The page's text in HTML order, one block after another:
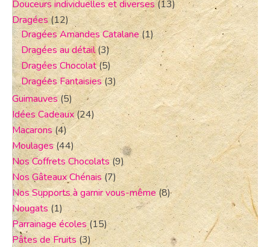
Douceurs individuelles et diverses (13)
Dragées(12)
Dragées Amandes Catalane(1)
Dragées au détail(3)
Dragées Chocolat(5)
Dragées Fantaisies (3)
Guimauves (5)
Idées Cadeaux(24)
Macarons(4)
Moulages(44)
Nos Coffrets Chocolats (9)
Nos Gâteaux Chénais (7)
Nos Supports à garnir vous-même(8)
Nougats (1)
Parrainage écoles (15)
Pâtes de Fruits (3)